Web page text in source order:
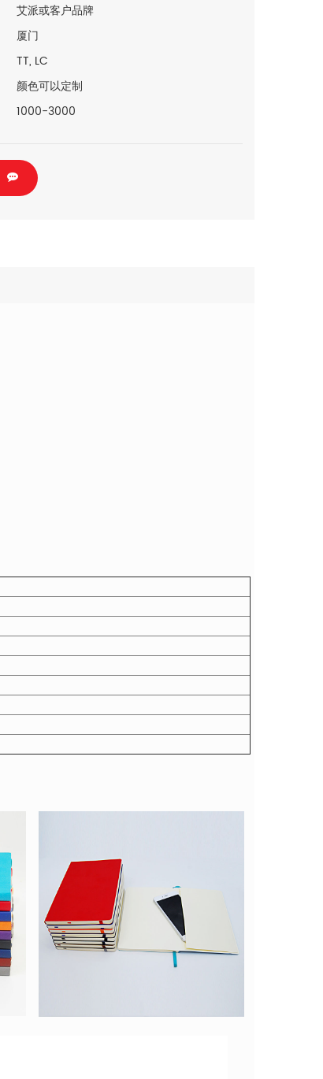
艾派或客户品牌
厦门
TT, LC
颜色可以定制
1000-3000